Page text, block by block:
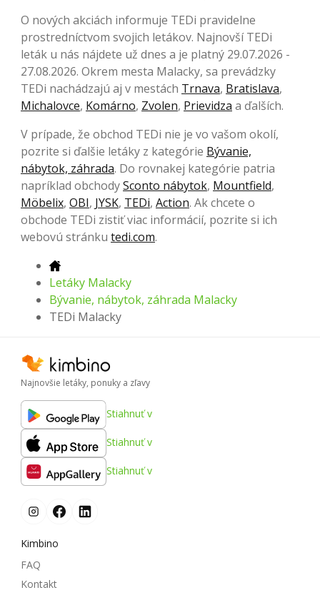
O nových akciách informuje TEDi pravidelne
prostredníctvom svojich letákov. Najnovší TEDi
leták u nás nájdete už dnes a je platný 29.07.2026 -
27.08.2026. Okrem mesta Malacky, sa prevádzky
TEDi nachádzajú aj v mestách Trnava, Bratislava,
Michalovce, Komárno, Zvolen, Prievidza a ďalších.
V prípade, že obchod TEDi nie je vo vašom okolí,
pozrite si ďalšie letáky z kategórie Bývanie,
nábytok, záhrada. Do rovnakej kategórie patria
napríklad obchodySconto nábytok, Mountfield,
Möbelix, OBI, JYSK, TEDi, Action. Ak chcete o
obchode TEDi zistiť viac informácií, pozrite si ich
webovú stránku tedi.com.
Letáky Malacky
Bývanie, nábytok, záhrada Malacky
TEDi Malacky
Najnovšie letáky, ponuky a zľavy
Stiahnuť v
Stiahnuť v
Stiahnuť v
Kimbino
FAQ
Kontakt